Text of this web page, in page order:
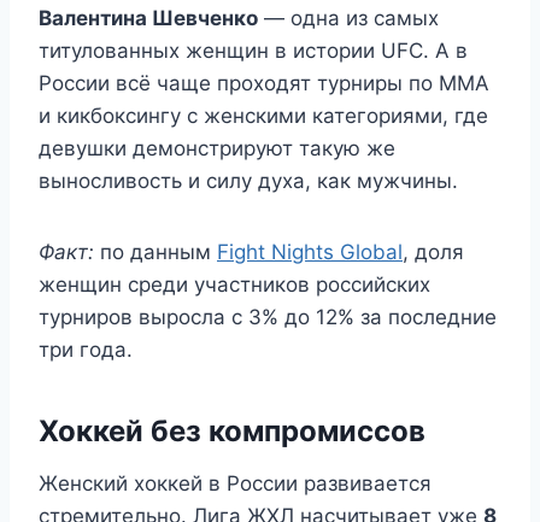
Валентина Шевченко — одна из самых
титулованных женщин в истории UFC. А в
России всё чаще проходят турниры по ММА
и кикбоксингу с женскими категориями, где
девушки демонстрируют такую же
выносливость и силу духа, как мужчины.
Факт: по данным Fight Nights Global, доля
женщин среди участников российских
турниров выросла с 3% до 12% за последние
три года.
Хоккей без компромиссов
Женский хоккей в России развивается
стремительно. Лига ЖХЛ насчитывает уже 8